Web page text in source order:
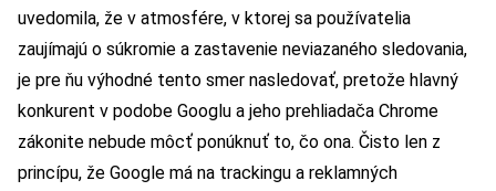
uvedomila, že v atmosfére, v ktorej sa používatelia
zaujímajú o súkromie a zastavenie neviazaného sledovania,
je pre ňu výhodné tento smer nasledovať, pretože hlavný
konkurent v podobe Googlu a jeho prehliadača Chrome
zákonite nebude môcť ponúknuť to, čo ona. Čisto len z
princípu, že Google má na trackingu a reklamných